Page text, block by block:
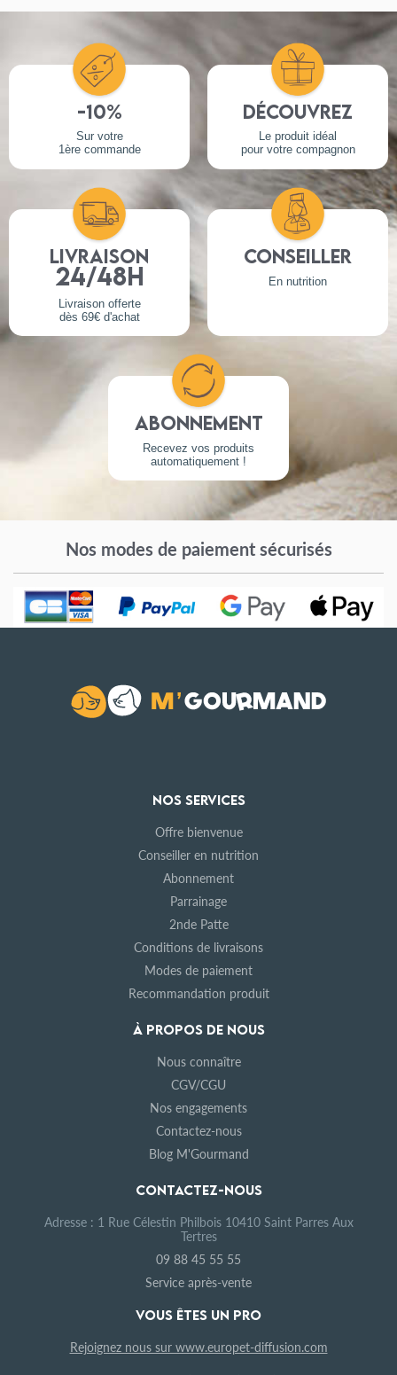
-10%
Sur votre
1ère commande
Découvrez
Le produit idéal
pour votre compagnon
Livraison
24/48h
Livraison offerte
dès 69€ d'achat
Conseiller
En nutrition
Abonnement
Recevez vos produits
automatiquement !
Nos modes de paiement sécurisés
NOS SERVICES
Offre bienvenue
Conseiller en nutrition
Abonnement
Parrainage
2nde Patte
Conditions de livraisons
Modes de paiement
Recommandation produit
À PROPOS DE NOUS
Nous connaître
CGV/CGU
Nos engagements
Contactez-nous
Blog M'Gourmand
CONTACTEZ-NOUS
Adresse : 1 Rue Célestin Philbois 10410 Saint Parres Aux
Tertres
09 88 45 55 55
Service après-vente
VOUS ÊTES UN PRO
Rejoignez nous sur www.europet-diffusion.com